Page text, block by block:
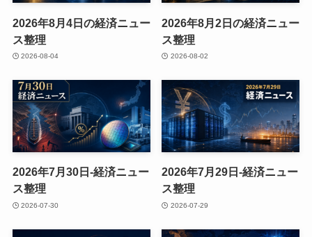
2026年8月4日の経済ニュー
ス整理
2026-08-04
2026年8月2日の経済ニュー
ス整理
2026-08-02
2026年7月30日-経済ニュー
ス整理
2026-07-30
2026年7月29日-経済ニュー
ス整理
2026-07-29